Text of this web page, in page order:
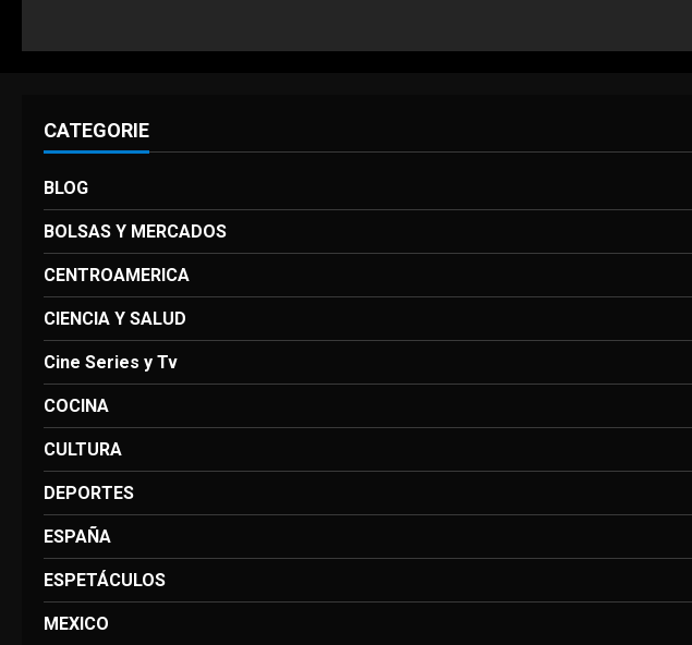
CATEGORIE
BLOG
BOLSAS Y MERCADOS
CENTROAMERICA
CIENCIA Y SALUD
Cine Series y Tv
COCINA
CULTURA
DEPORTES
ESPAÑA
ESPETÁCULOS
MEXICO